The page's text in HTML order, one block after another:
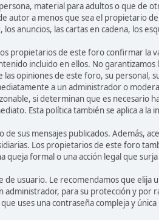
material para adultos o que de
autor a menos que sea el propietario
anuncios, las cartas en cadena, los
propietarios de este foro confirmar la
incluido en ellos. No
opiniones de este foro, su
a un administrador o
si determinan que es necesario
Esta política también se aplica a
sus mensajes publicados. Además,
Los propietarios de este foro
queja formal o una acción legal que
usuario. Le recomendamos que
para su protección y
uses una contraseña compleja y